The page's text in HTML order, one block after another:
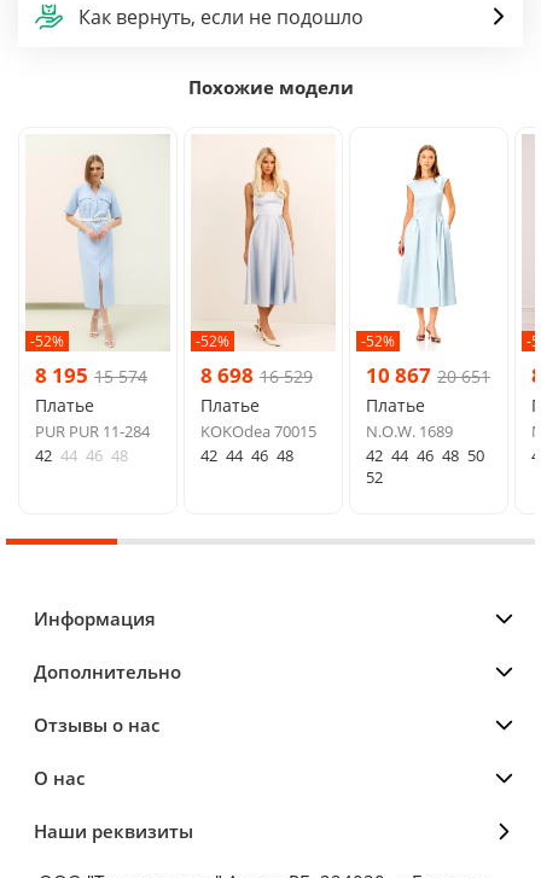
Как вернуть, если не подошло
Похожие модели
-52%
8 195 15 574
Платье
PUR PUR 11-284
42 44 46 48
-52%
8 698 16 529
Платье
KOKOdea 70015
42 44 46 48
-52%
10 867 20 651
Платье
N.O.W. 1689
42 44 46 48 50
52
-
Информация
Дополнительно
Отзывы о нас
О нас
Наши реквизиты